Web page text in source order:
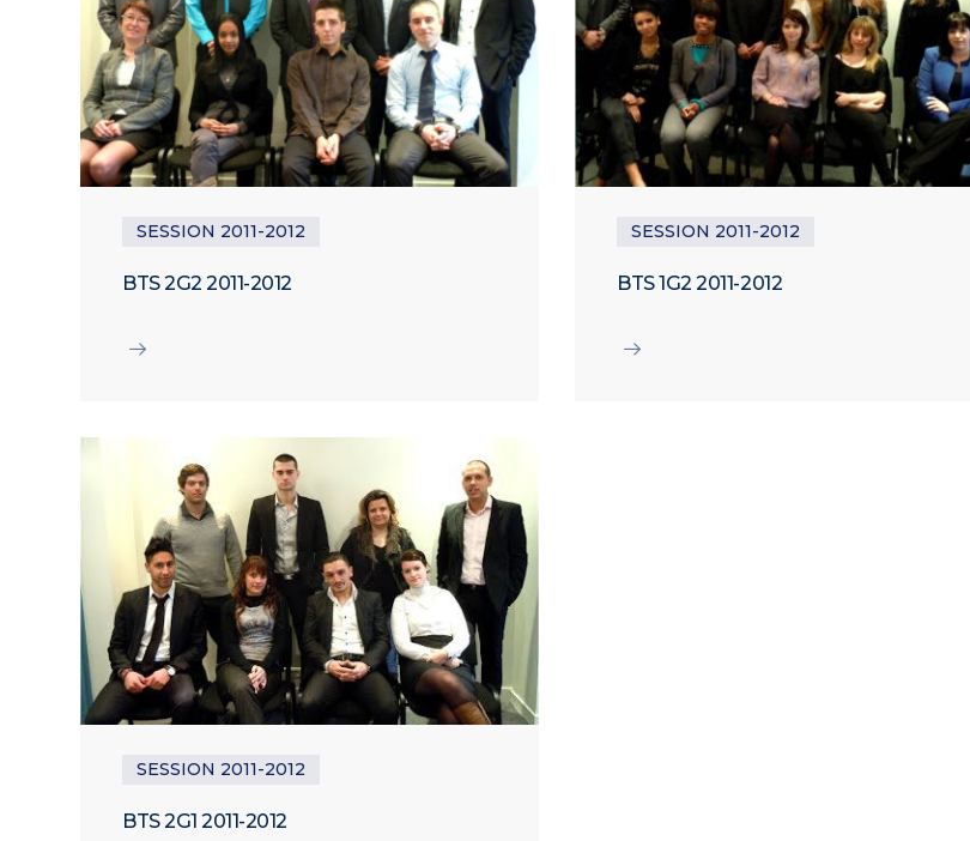
SESSION 2011-2012
BTS 2G2 2011-2012
SESSION 2011-2012
BTS 1G2 2011-2012
SESSION 2011-2012
BTS 2G1 2011-2012